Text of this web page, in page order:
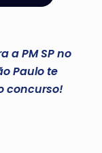
a PM SP no
Paulo te
concurso!